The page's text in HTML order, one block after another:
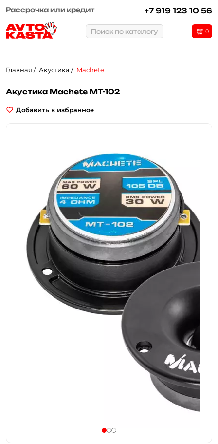
Рассрочка или кредит +7 919 123 10 56
Поиск по каталогу 0
Главная Акустика Machete
Акустика Machete MT-102
Добавить в избранное